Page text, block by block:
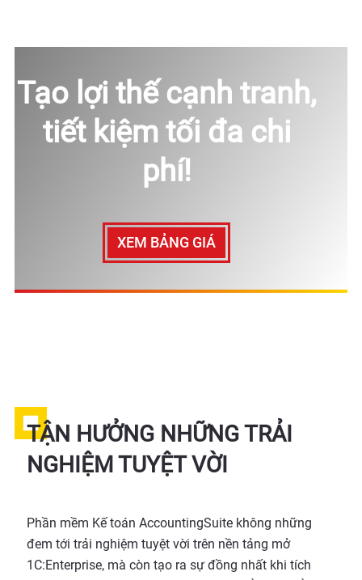
Tạo lợi thế cạnh tranh,
tiết kiệm tối đa chi
phí!
XEM BẢNG GIÁ
TẬN HƯỞNG NHỮNG TRẢI
NGHIỆM TUYỆT VỜI
Phần mềm Kế toán AccountingSuite không những
đem tới trải nghiệm tuyệt vời trên nền tảng mở
1C:Enterprise, mà còn tạo ra sự đồng nhất khi tích